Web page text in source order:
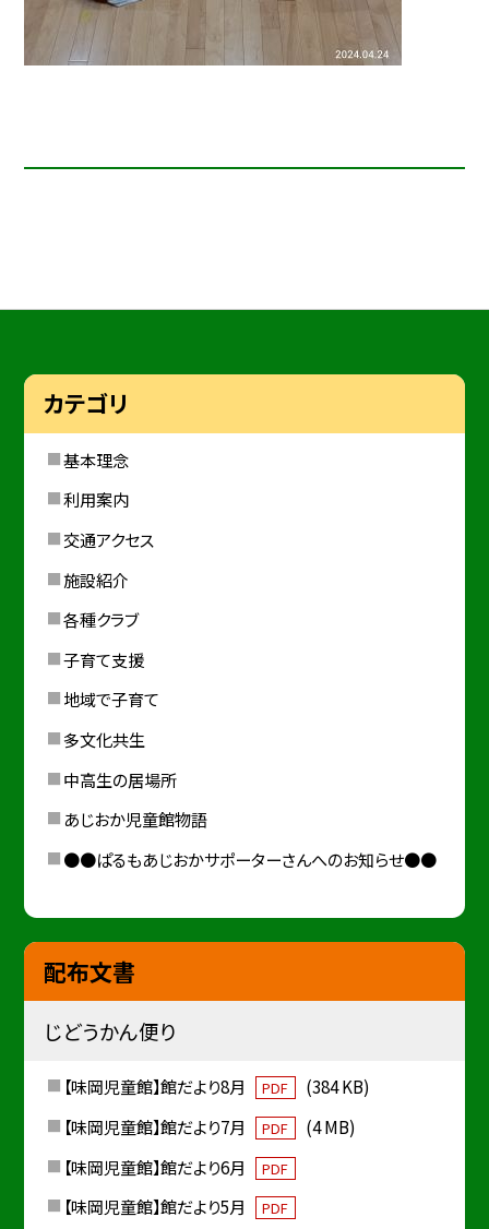
カテゴリ
基本理念
利用案内
交通アクセス
施設紹介
各種クラブ
子育て支援
地域で子育て
多文化共生
中高生の居場所
あじおか児童館物語
●●ぱるもあじおかサポーターさんへのお知らせ●●
配布文書
じどうかん便り
【味岡児童館】館だより8月 PDF
(384 KB)
【味岡児童館】館だより7月
PDF
(4 MB)
【味岡児童館】館だより6月
PDF
【味岡児童館】館だより5月 PDF